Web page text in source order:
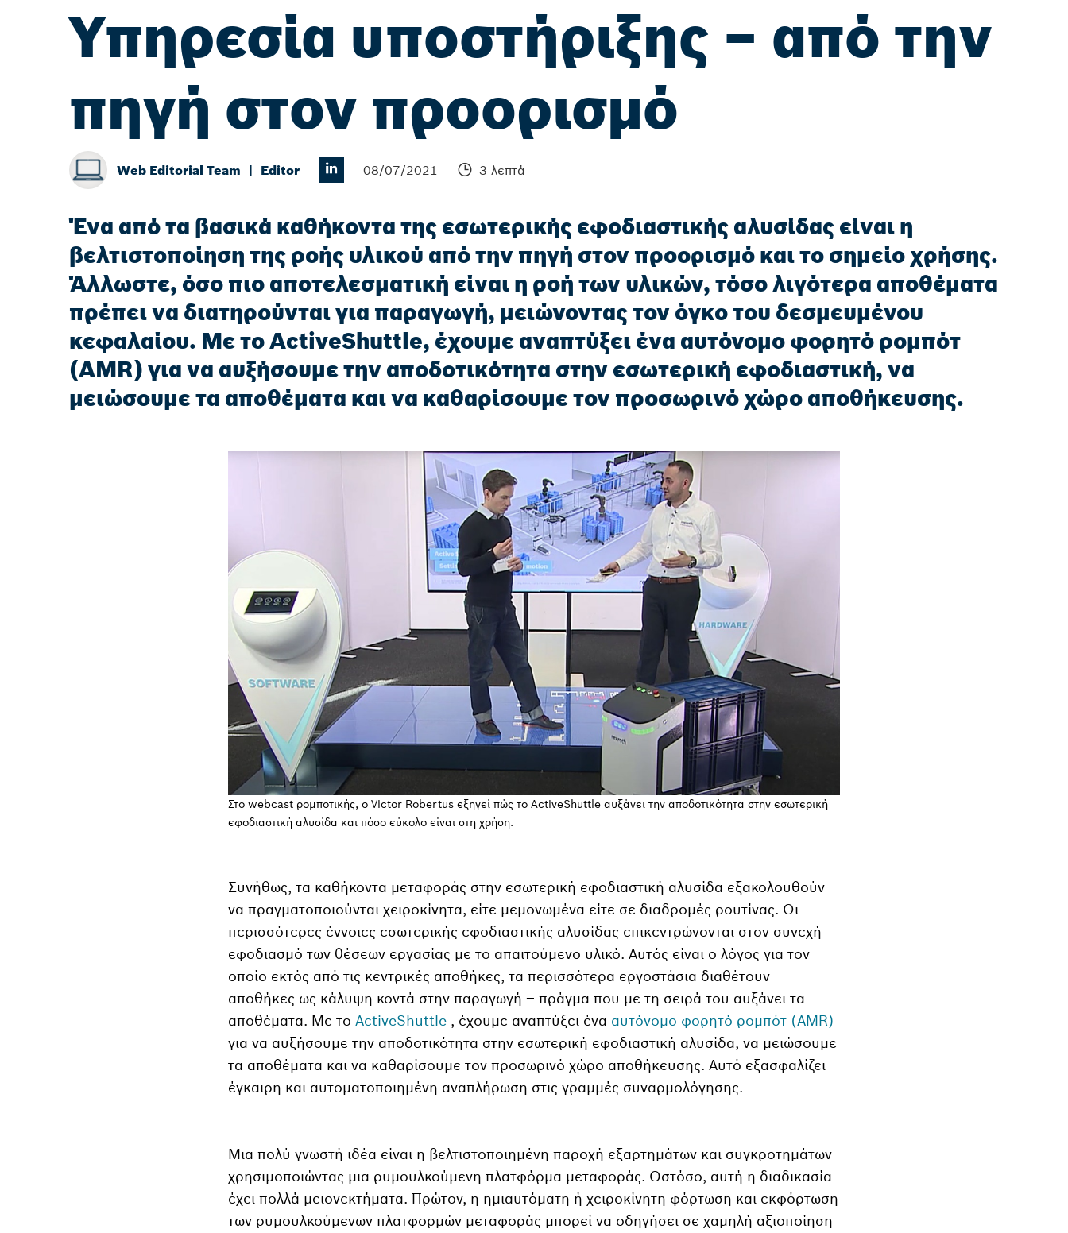
Υπηρεσία υποστήριξης – από την
πηγή στον προορισμό
Web Editorial Team Editor 08/07/2021 3 λεπτά
Ένα από τα βασικά καθήκοντα της εσωτερικής εφοδιαστικής αλυσίδας είναι η
βελτιστοποίηση της ροής υλικού από την πηγή στον προορισμό και το σημείο χρήσης.
Άλλωστε, όσο πιο αποτελεσματική είναι η ροή των υλικών, τόσο λιγότερα αποθέματα
πρέπει να διατηρούνται για παραγωγή, μειώνοντας τον όγκο του δεσμευμένου
κεφαλαίου. Με το ActiveShuttle, έχουμε αναπτύξει ένα αυτόνομο φορητό ρομπότ
(AMR) για να αυξήσουμε την αποδοτικότητα στην εσωτερική εφοδιαστική, να
μειώσουμε τα αποθέματα και να καθαρίσουμε τον προσωρινό χώρο αποθήκευσης.
Στο webcast ρομποτικής, ο Victor Robertus εξηγεί πώς το ActiveShuttle αυξάνει την αποδοτικότητα στην εσωτερική
εφοδιαστική αλυσίδα και πόσο εύκολο είναι στη χρήση.
Συνήθως, τα καθήκοντα μεταφοράς στην εσωτερική εφοδιαστική αλυσίδα εξακολουθούν
να πραγματοποιούνται χειροκίνητα, είτε μεμονωμένα είτε σε διαδρομές ρουτίνας. Οι
περισσότερες έννοιες εσωτερικής εφοδιαστικής αλυσίδας επικεντρώνονται στον συνεχή
εφοδιασμό των θέσεων εργασίας με το απαιτούμενο υλικό. Αυτός είναι ο λόγος για τον
οποίο εκτός από τις κεντρικές αποθήκες, τα περισσότερα εργοστάσια διαθέτουν
αποθήκες ως κάλυψη κοντά στην παραγωγή – πράγμα που με τη σειρά του αυξάνει τα
αποθέματα. Με το ActiveShuttle , έχουμε αναπτύξει ένα αυτόνομο φορητό ρομπότ (AMR)
για να αυξήσουμε την αποδοτικότητα στην εσωτερική εφοδιαστική αλυσίδα, να μειώσουμε
τα αποθέματα και να καθαρίσουμε τον προσωρινό χώρο αποθήκευσης. Αυτό εξασφαλίζει
έγκαιρη και αυτοματοποιημένη αναπλήρωση στις γραμμές συναρμολόγησης.
Μια πολύ γνωστή ιδέα είναι η βελτιστοποιημένη παροχή εξαρτημάτων και συγκροτημάτων
χρησιμοποιώντας μια ρυμουλκούμενη πλατφόρμα μεταφοράς. Ωστόσο, αυτή η διαδικασία
έχει πολλά μειονεκτήματα. Πρώτον, η ημιαυτόματη ή χειροκίνητη φόρτωση και εκφόρτωση
των ρυμουλκούμενων πλατφορμών μεταφοράς μπορεί να οδηγήσει σε χαμηλή αξιοποίηση